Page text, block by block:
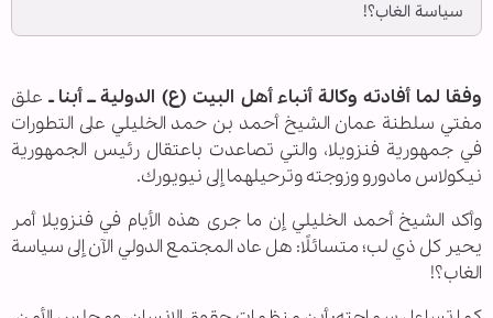
سياسة الغاب؟!
وفقا لما أفادته وكالة أنباء أهل البيت (ع) الدولية ــ أبنا ـ علق
مفتي سلطنة عمان الشيخ أحمد بن حمد الخليلي على التطورات
في جمهورية فنزويلا، والتي تصاعدت باعتقال رئيس الجمهورية
نيكولاس مادورو وزوجته وترحيلهما إلى نيويورك.
وأكد الشيخ أحمد الخليلي إن ما جرى هذه الأيام في فنزويلا أمر
يحير كل ذي لب؛ متسائلًا: هل عاد المجتمع الدولي الآن إلى سياسة
الغاب؟!